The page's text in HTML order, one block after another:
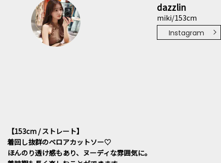
dazzlin
miki/153cm
Instagram
【153cm / ストレート】
着回し抜群のベロアカットソー♡
ほんのり透け感もあり、ヌーディな雰囲気に。